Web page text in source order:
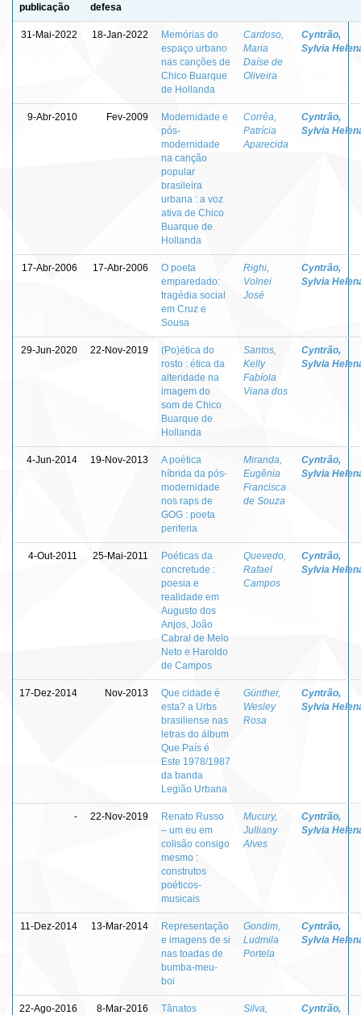
publicação
defesa
31-Mai-2022 18-Jan-2022
Memórias do
espaço urbano
nas canções de
Chico Buarque
de Hollanda
Cardoso,
Maria
Daíse de
Oliveira
Cyntrão,
Sylvia
9-Abr-2010 Fev-2009
Modernidade e
pós-
modernidade
na canção
popular
brasileira
urbana : a voz
ativa de Chico
Buarque de
Hollanda
Corrêa,
Patrícia
Aparecida
Cyntrão,
Sylvia
17-Abr-2006 17-Abr-2006
O poeta
emparedado:
tragédia social
em Cruz e
Sousa
Righi,
Volnei
José
Cyntrão,
Sylvia
29-Jun-2020 22-Nov-2019
(Po)ética do
rosto : ética da
alteridade na
imagem do
som de Chico
Buarque de
Hollanda
Santos,
Kelly
Fabíola
Viana dos
Cyntrão,
Sylvia
4-Jun-2014 19-Nov-2013
A poética
híbrida da pós-
modernidade
nos raps de
GOG : poeta
periferia
Miranda,
Eugênia
Francisca
de Souza
Cyntrão,
Sylvia
4-Out-2011 25-Mai-2011
Poéticas da
concretude :
poesia e
realidade em
Augusto dos
Anjos, João
Cabral de Melo
Neto e Haroldo
de Campos
Quevedo,
Rafael
Campos
Cyntrão,
Sylvia
17-Dez-2014 Nov-2013
Que cidade é
esta? a Urbs
brasiliense nas
letras do álbum
Que País é
Este 1978/1987
da banda
Legião Urbana
Günther,
Wesley
Rosa
Cyntrão,
Sylvia
- 22-Nov-2019
Renato Russo
– um eu em
colisão consigo
mesmo :
construtos
poéticos-
musicais
Mucury,
Julliany
Alves
Cyntrão,
Sylvia
11-Dez-2014 13-Mar-2014
Representação
e imagens de si
nas toadas de
bumba-meu-
boi
Gondim,
Ludmila
Portela
Cyntrão,
Sylvia
22-Ago-2016 8-Mar-2016
Tânatos
Silva,
Cyntrão,